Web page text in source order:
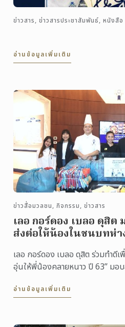
ข่าวสาร, ข่าวสารประชาสัมพันธ์, หนังสือ
อ่านข้อมูลเพิ่มเติม
ข่าวสื่อมวลชน, กิจกรรม, ข่าวสาร
เลอ กอร์ดอง เบลอ ดุสิต
ส่งต่อให้น้องในชนบทห่า
เลอ กอร์ดอง เบลอ ดุสิต ร่วมทำดี
อุ่นให้พี่น้องคลายหนาว ปี 63” มอ
อ่านข้อมูลเพิ่มเติม